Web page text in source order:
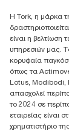
17th
14564
Mob:
Η Tork, η μάρκα
είναι η βελτίωση
υπηρεσιών μας.
κορυφαία
όπως τα
Lotus, Modibodi,
απασχολεί
το 2024 σε
εταιρείας είναι
χρηματιστήριο